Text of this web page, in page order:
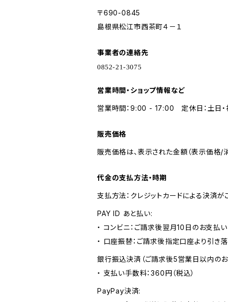
〒690-0845
島根県松江市西茶町４－１
事業者の連絡先
営業時間・ショップ情報など
営業時間：9:00 - 17:00 定休日：土日・
販売価格
販売価格は、表示された金額（表示価格/
代金の支払方法・時期
支払方法：クレジットカードによる決済
PAY ID あと払い:
・ コンビニ：ご請求後翌月10日のお支払い
・ 口座振替：ご請求後指定口座より引き
銀行振込決済（ご請求後5営業日以内のお
・ 支払い手数料：360円（税込）
PayPay決済: